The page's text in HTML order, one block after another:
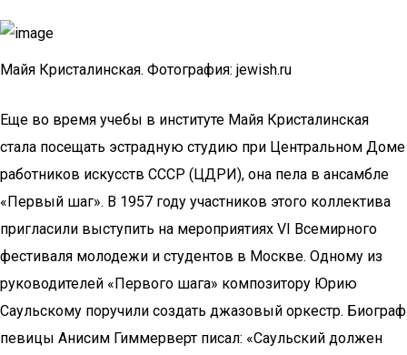
Майя Кристалинская. Фотография: jewish.ru
Еще во время учебы в институте Майя Кристалинская
стала посещать эстрадную студию при Центральном Доме
работников искусств СССР (ЦДРИ), она пела в ансамбле
«Первый шаг». В 1957 году участников этого коллектива
пригласили выступить на мероприятиях VI Всемирного
фестиваля молодежи и студентов в Москве. Одному из
руководителей «Первого шага» композитору Юрию
Саульскому поручили создать джазовый оркестр. Биограф
певицы Анисим Гиммерверт писал: «Саульский должен